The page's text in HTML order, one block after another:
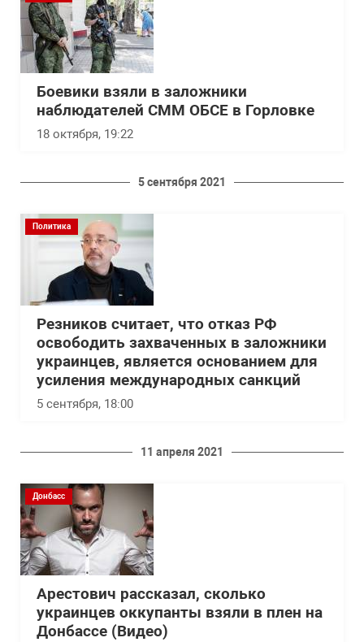
Боевики взяли в заложники
наблюдателей СММ ОБСЕ в Горловке
18 октября, 19:22
5 сентября 2021
Политика
Резников считает, что отказ РФ
освободить захваченных в заложники
украинцев, является основанием для
усиления международных санкций
5 сентября, 18:00
11 апреля 2021
Донбасс
Арестович рассказал, сколько
украинцев оккупанты взяли в плен на
Донбассе (Видео)